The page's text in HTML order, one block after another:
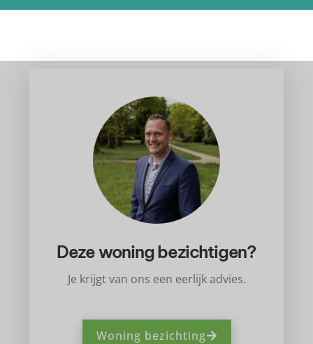
Deze woning bezichtigen?
Je krijgt van ons een eerlijk advies.
Woning bezichting